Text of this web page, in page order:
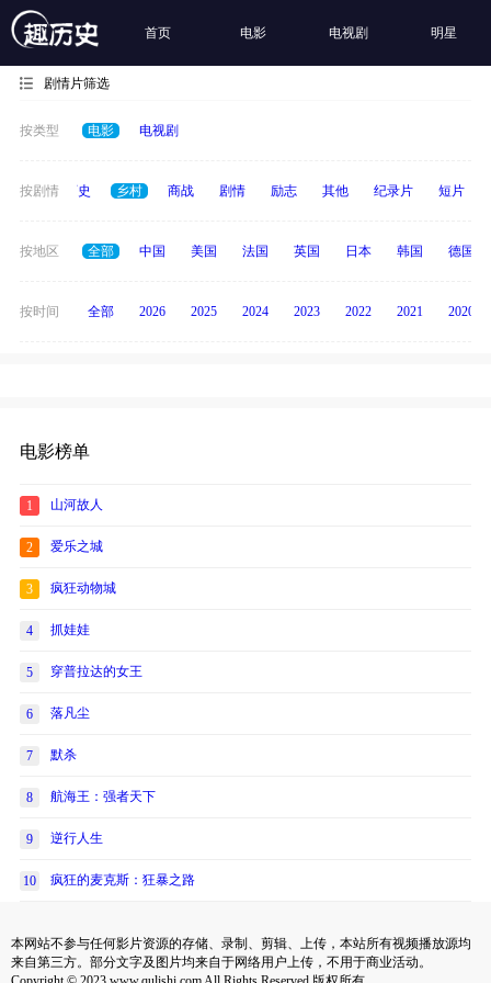
首页 电影 电视剧 明星
剧情片筛选
按类型 电影 电视剧
按剧情
奇幻 历史 乡村 商战 剧情 励志 其他 纪录片 短片
按地区 全部 中国 美国 法国 英国 日本 韩国 德国
按时间 全部 2026 2025 2024 2023 2022 2021 2020
电影榜单
1 山河故人
2 爱乐之城
3 疯狂动物城
4 抓娃娃
5 穿普拉达的女王
6 落凡尘
7 默杀
8 航海王：强者天下
9 逆行人生
10 疯狂的麦克斯：狂暴之路
本网站不参与任何影片资源的存储、录制、剪辑、上传，本站所有视频播放源均
来自第三方。部分文字及图片均来自于网络用户上传，不用于商业活动。